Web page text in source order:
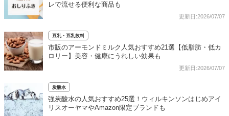
レで流せる便利な商品も
更新日:2026/07/07
豆乳・豆乳飲料
市販のアーモンドミルク人気おすすめ21選【低脂肪・低カ
ロリー】美容・健康にうれしい効果も
更新日:2026/07/07
炭酸水
強炭酸水の人気おすすめ25選！ウィルキンソンはじめアイ
リスオーヤマやAmazon限定ブランドも